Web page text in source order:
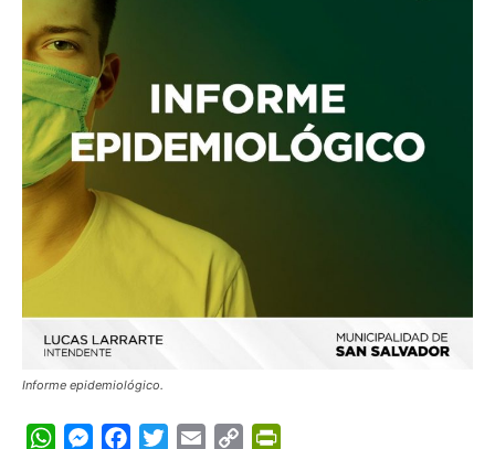
Informe epidemiológico.
WhatsApp
Messenger
FacebookTwitterEmail Copy